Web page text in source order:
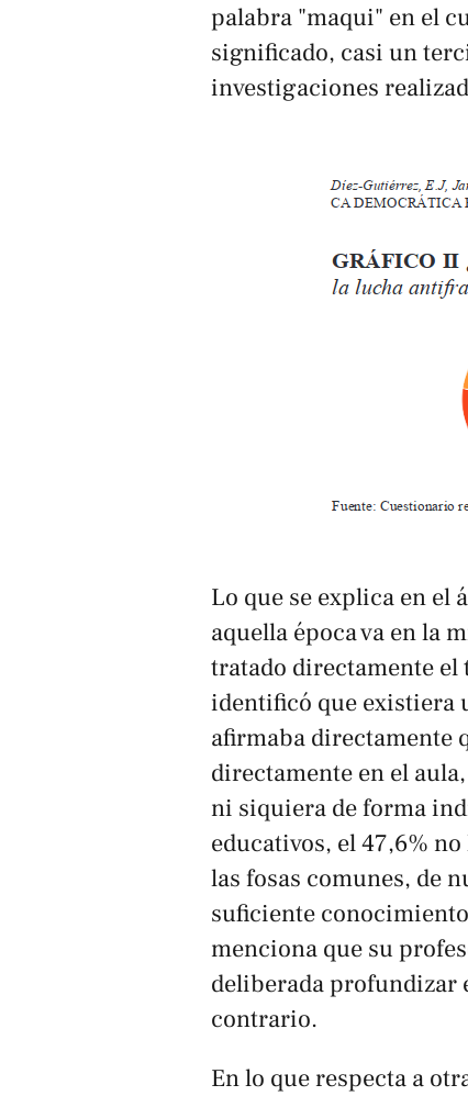
palabra "maqui" en el
significado, casi un
investigaciones
Lo que se explica en el
aquella época va en la
tratado directamente el
identificó que existiera
afirmaba directamente
directamente en el
ni siquiera de forma
educativos, el 47,6%
las fosas comunes, de
suficiente conocimiento
menciona que su
deliberada profundizar
contrario.
En lo que respecta a